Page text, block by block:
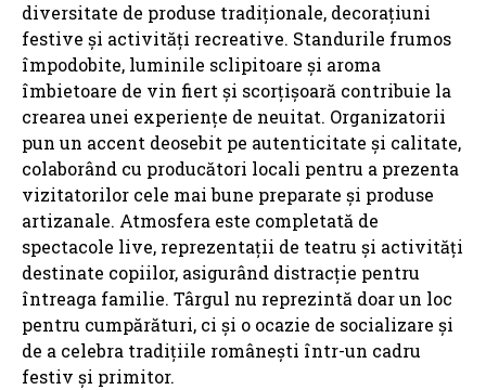
diversitate de produse tradiționale, decorațiuni
festive și activități recreative. Standurile frumos
împodobite, luminile sclipitoare și aroma
îmbietoare de vin fiert și scorțișoară contribuie la
crearea unei experiențe de neuitat. Organizatorii
pun un accent deosebit pe autenticitate și calitate,
colaborând cu producători locali pentru a prezenta
vizitatorilor cele mai bune preparate și produse
artizanale. Atmosfera este completată de
spectacole live, reprezentații de teatru și activități
destinate copiilor, asigurând distracție pentru
întreaga familie. Târgul nu reprezintă doar un loc
pentru cumpărături, ci și o ocazie de socializare și
de a celebra tradițiile românești într-un cadru
festiv și primitor.